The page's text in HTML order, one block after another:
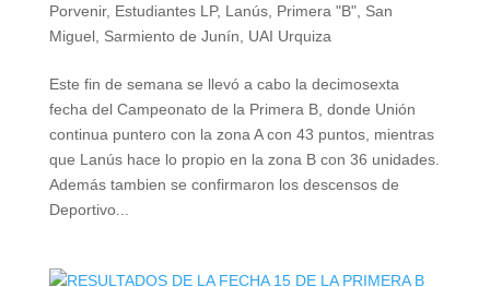
Porvenir, Estudiantes LP, Lanús, Primera "B", San
Miguel, Sarmiento de Junín UAI Urquiza
Este fin de semana se llevó a cabo la decimosexta
fecha del Campeonato de la Primera B, donde Unión
continua puntero con la zona A con 43 puntos, mientras
que Lanús hace lo propio en la zona B con 36 unidades.
Además tambien se confirmaron los descensos de
Deportivo...